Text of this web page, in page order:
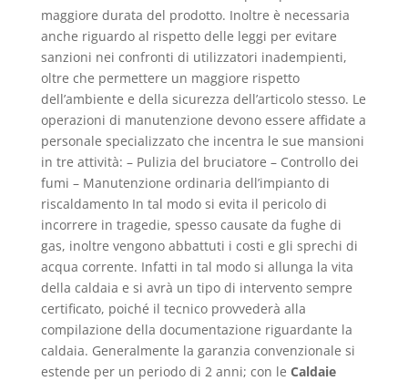
maggiore durata del prodotto. Inoltre è necessaria
anche riguardo al rispetto delle leggi per evitare
sanzioni nei confronti di utilizzatori inadempienti,
oltre che permettere un maggiore rispetto
dell’ambiente e della sicurezza dell’articolo stesso. Le
operazioni di manutenzione devono essere affidate a
personale specializzato che incentra le sue mansioni
in tre attività: – Pulizia del bruciatore – Controllo dei
fumi – Manutenzione ordinaria dell’impianto di
riscaldamento In tal modo si evita il pericolo di
incorrere in tragedie, spesso causate da fughe di
gas, inoltre vengono abbattuti i costi e gli sprechi di
acqua corrente. Infatti in tal modo si allunga la vita
della caldaia e si avrà un tipo di intervento sempre
certificato, poiché il tecnico provvederà alla
compilazione della documentazione riguardante la
caldaia. Generalmente la garanzia convenzionale si
estende per un periodo di 2 anni; con le Caldaie